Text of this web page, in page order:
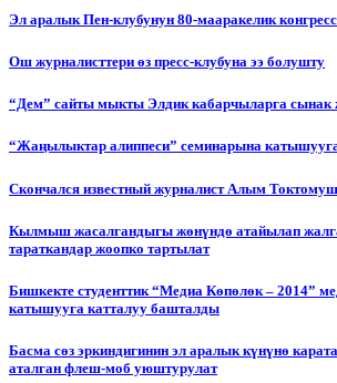
Эл аралык Пен-клубунун 80-мааракелик
Ош журналисттери өз пресс-клубуна ээ болушту
“Дем” сайты мыкты Элдик кабарчыларга сынак
“Жаңылыктар алиппеси” семинарына
Cкончался известный журналист Алым
Кылмыш жасалгандыгы жөнүндө атайылап
тараткандар жоопко тартылат
Бишкекте студенттик “Медиа Көпөлөк – 2014”
катышууга катталуу башталды
Басма сөз эркиндигинин эл аралык күнүнө
аталган флеш-моб уюштурулат